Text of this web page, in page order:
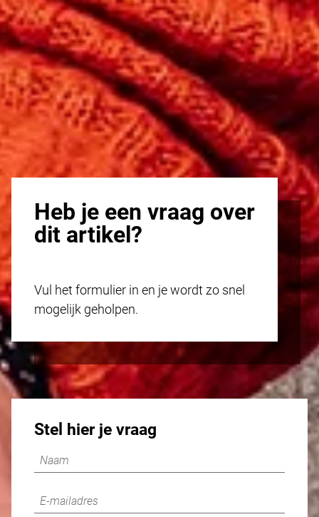
Heb je een vraag over
dit artikel?
Vul het formulier in en je wordt zo snel
mogelijk geholpen.
Stel hier je vraag